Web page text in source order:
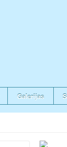
Galerijas